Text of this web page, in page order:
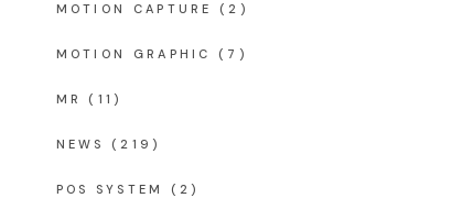
MOTION CAPTURE (2)
MOTION GRAPHIC (7)
MR (11)
NEWS (219)
POS SYSTEM (2)